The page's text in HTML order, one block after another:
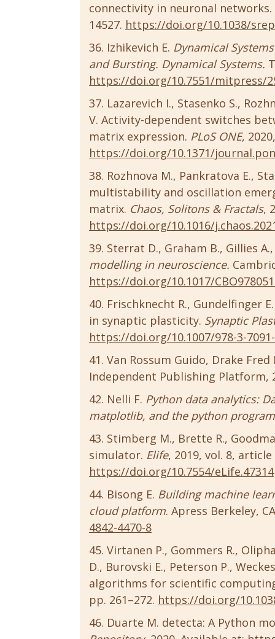
connectivity in neuronal networks.
14527. https://doi.org/10.1038/
Izhikevich E. Dynamical
and Bursting. Dynamical Systems.
https://doi.org/10.7551/mitpress/
Lazarevich I., Stasenko S.,
V. Activity-dependent switches
matrix expression. PLoS ONE,
https://doi.org/10.1371/
Rozhnova M., Pankratova E.,
multistability and oscillation
matrix. Chaos, Solitons & Fractals,
https://doi.org/10.1016/
Sterrat D., Graham B., Gillies
modelling in neuroscience.
https://doi.org/10.1017/
Frischknecht R., Gundelfinger
in synaptic plasticity. Synaptic
https://doi.org/10.1007/978-3-
Van Rossum Guido, Drake Fred
Independent Publishing Platform,
Nelli F. Python data analytics:
matplotlib, and the python
Stimberg M., Brette R.,
simulator. Elife, 2019, vol. 8, article
https://doi.org/10.7554/eLife.47314
Bisong E. Building machine
cloud platform. Apress Berkeley,
4842-4470-8
Virtanen P., Gommers R.,
D., Burovski E., Peterson P.,
algorithms for scientific
pp. 261–272. https://doi.org/
Duarte M. detecta: A Python